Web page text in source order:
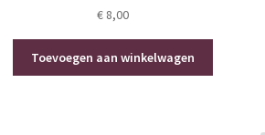
€8,00
Toevoegen aan winkelwagen